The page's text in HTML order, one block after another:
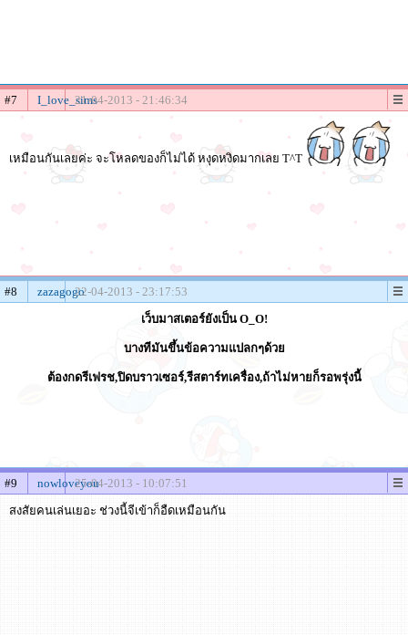
#7 I_love_sims21-04-2013 - 21:46:34
เหมือนกันเลยค่ะ จะโหลดของก็ไม่ได้ หงุดหงิดมากเลย T^T
#8 zazagogo22-04-2013 - 23:17:53
เว็บมาสเตอร์ยังเป็น O_O!
บางทีมันขึ้นข้อความแปลกๆด้วย
ต้องกดรีเฟรช,ปิดบราวเซอร์,รีสตาร์ทเครื่อง,ถ้าไม่หายก็รอพรุ่งนี้
#9 nowloveyou25-04-2013 - 10:07:51
สงสัยคนเล่นเยอะ ช่วงนี้จีเข้าก็อืดเหมือนกัน